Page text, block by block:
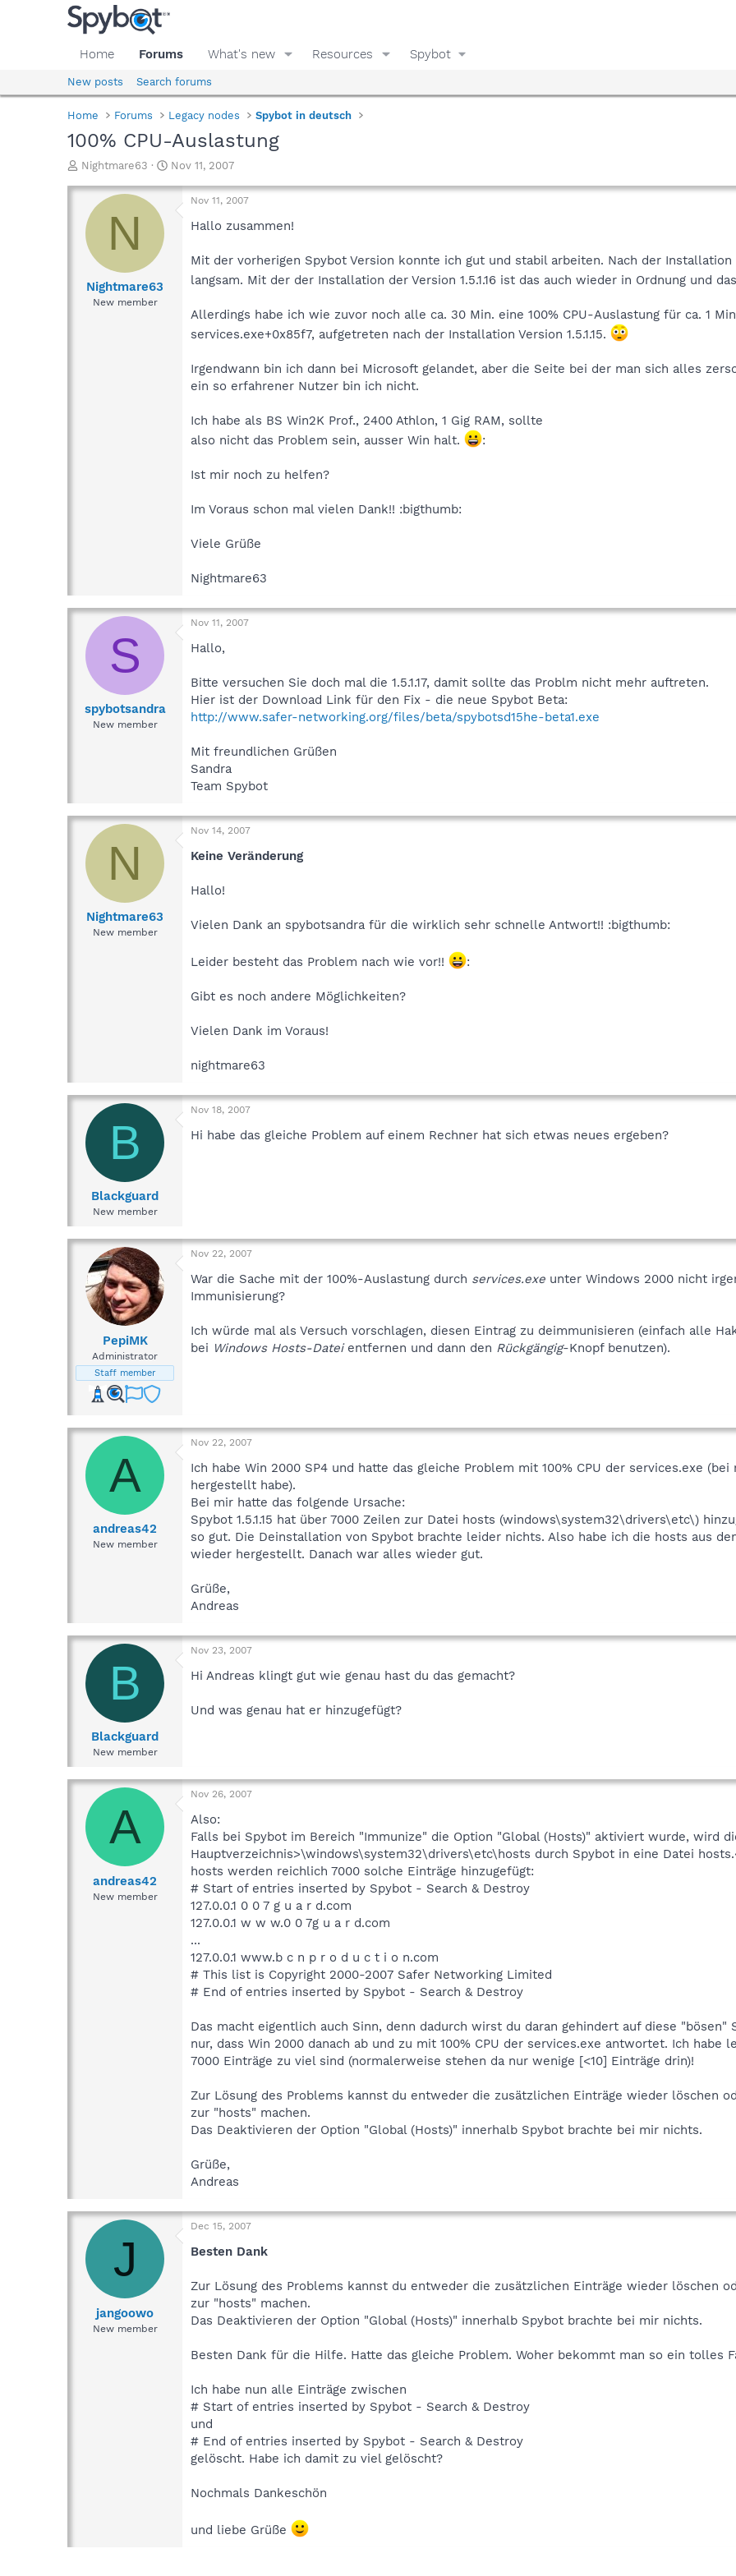
Home Forums What's new Resources Spybot
New posts Search forums
Home Forums Legacy nodes Spybot in deutsch
100% CPU-Auslastung
T
r
d
Nightmare63
S
a
Nov 11, 2007
N
Nightmare63
New member
Nov 11, 2007
Hallo zusammen!
Mit der vorherigen Spybot Version konnte ich gut und stabil arbeiten. Nach der Installation
langsam. Mit der der Installation der Version 1.5.1.16 ist das auch wieder in Ordnung und
Allerdings habe ich wie zuvor noch alle ca. 30 Min. eine 100% CPU-Auslastung für ca. 1
services.exe+0x85f7, aufgetreten nach der Installation Version 1.5.1.15.
Irgendwann bin ich dann bei Microsoft gelandet, aber die Seite bei der man sich alles
ein so erfahrener Nutzer bin ich nicht.
Ich habe als BS Win2K Prof., 2400 Athlon, 1 Gig RAM, sollte
also nicht das Problem sein, ausser Win halt.
:
Ist mir noch zu helfen?
Im Voraus schon mal vielen Dank!! :bigthumb:
Viele Grüße
Nightmare63
S
spybotsandra
New member
Nov 11, 2007
Hallo,
Bitte versuchen Sie doch mal die 1.5.1.17, damit sollte das Problm nicht mehr auftreten.
Hier ist der Download Link für den Fix - die neue Spybot Beta:
http://www.safer-networking.org/files/beta/spybotsd15he-beta1.exe
Mit freundlichen Grüßen
Sandra
Team Spybot
N
Nightmare63
New member
Nov 14, 2007
Keine Veränderung
Hallo!
Vielen Dank an spybotsandra für die wirklich sehr schnelle Antwort!! :bigthumb:
Leider besteht das Problem nach wie vor!! :
Gibt es noch andere Möglichkeiten?
Vielen Dank im Voraus!
nightmare63
B
Blackguard
New member
Nov 18, 2007
Hi habe das gleiche Problem auf einem Rechner hat sich etwas neues ergeben?
PepiMK
Administrator
Staff member
Nov 22, 2007
War die Sache mit der 100%-Auslastung durch services.exe unter Windows 2000 nicht
Immunisierung?
Ich würde mal als Versuch vorschlagen, diesen Eintrag zu deimmunisieren (einfach alle
bei Windows Hosts-Dateientfernen und dann den Rückgängig-Knopf benutzen).
A
andreas42
New member
Nov 22, 2007
Ich habe Win 2000 SP4 und hatte das gleiche Problem mit 100% CPU der services.exe
hergestellt habe).
Bei mir hatte das folgende Ursache:
Spybot 1.5.1.15 hat über 7000 Zeilen zur Datei hosts (windows\system32\drivers\etc\)
so gut. Die Deinstallation von Spybot brachte leider nichts. Also habe ich die hosts aus
wieder hergestellt. Danach war alles wieder gut.
Grüße,
Andreas
B
Blackguard
New member
Nov 23, 2007
Hi Andreas klingt gut wie genau hast du das gemacht?
Und was genau hat er hinzugefügt?
A
andreas42
New member
Nov 26, 2007
Also:
Falls bei Spybot im Bereich "Immunize" die Option "Global (Hosts)" aktiviert wurde, wird
Hauptverzeichnis>\windows\system32\drivers\etc\hosts durch Spybot in eine Datei
hosts werden reichlich 7000 solche Einträge hinzugefügt:
# Start of entries inserted by Spybot - Search & Destroy
127.0.0.1 0 0 7 g u a r d.com
127.0.0.1 w w w.0 0 7g u a r d.com
...
127.0.0.1 www.b c n p r o d u c t i o n.com
# This list is Copyright 2000-2007 Safer Networking Limited
# End of entries inserted by Spybot - Search & Destroy
Das macht eigentlich auch Sinn, denn dadurch wirst du daran gehindert auf diese
nur, dass Win 2000 danach ab und zu mit 100% CPU der services.exe antwortet. Ich habe
7000 Einträge zu viel sind (normalerweise stehen da nur wenige [<10] Einträge drin)!
Zur Lösung des Problems kannst du entweder die zusätzlichen Einträge wieder löschen
zur "hosts" machen.
Das Deaktivieren der Option "Global (Hosts)" innerhalb Spybot brachte bei mir nichts.
Grüße,
Andreas
J
jangoowo
New member
Dec 15, 2007
Besten Dank
Zur Lösung des Problems kannst du entweder die zusätzlichen Einträge wieder löschen
zur "hosts" machen.
Das Deaktivieren der Option "Global (Hosts)" innerhalb Spybot brachte bei mir nichts.
Besten Dank für die Hilfe. Hatte das gleiche Problem. Woher bekommt man so ein tolles
Ich habe nun alle Einträge zwischen
# Start of entries inserted by Spybot - Search & Destroy
und
# End of entries inserted by Spybot - Search & Destroy
gelöscht. Habe ich damit zu viel gelöscht?
Nochmals Dankeschön
und liebe Grüße